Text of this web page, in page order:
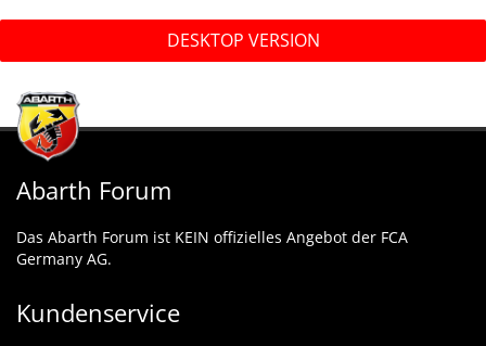
DESKTOP VERSION
Abarth Forum
Das Abarth Forum ist KEIN offizielles Angebot der FCA
Germany AG.
Kundenservice